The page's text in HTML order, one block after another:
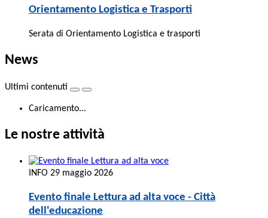
Orientamento Logistica e Trasporti
Serata di Orientamento Logistica e trasporti
News
Ultimi contenuti
Caricamento...
Le nostre attività
INFO 29 maggio 2026
Evento finale Lettura ad alta voce - Città
dell'educazione